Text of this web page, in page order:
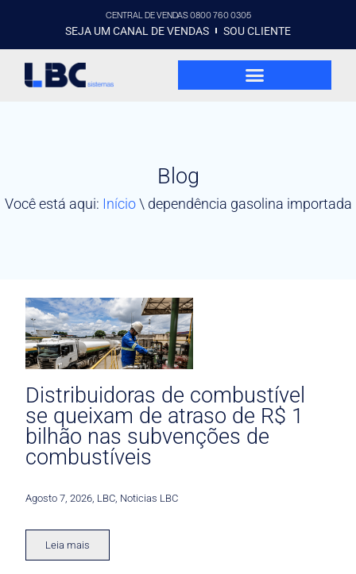
CENTRAL DE VENDAS 0800 760 0305
SEJA UM CANAL DE VENDAS SOU CLIENTE
Blog
Você está aqui: Início\ dependência gasolina importada
Distribuidoras de combustível
se queixam de atraso de R$ 1
bilhão nas subvenções de
combustíveis
Agosto 7, 2026 LBC Noticias LBC
Leia mais